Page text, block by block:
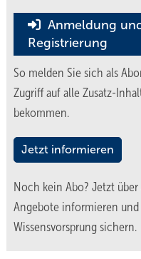
Anmeldung und
Registrierung
So melden Sie sich als
Zugriff auf alle Zusatz-
bekommen.
Jetzt informieren
Noch kein Abo? Jetzt
Angebote informieren und
Wissensvorsprung sichern.